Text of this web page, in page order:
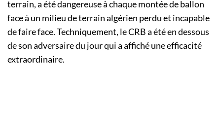
terrain, a été dangereuse à chaque montée de ballon
face à un milieu de terrain algérien perdu et incapable
de faire face. Techniquement, le CRB a été en dessous
de son adversaire du jour qui a affiché une efficacité
extraordinaire.